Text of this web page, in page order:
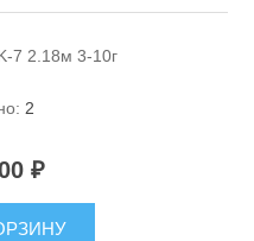
7 2.18м 3-10г
2
₽